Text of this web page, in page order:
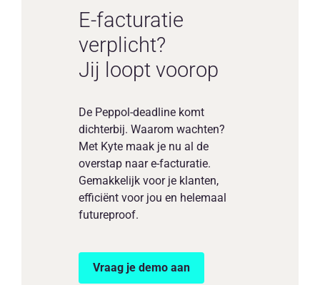
E-facturatie
verplicht?
Jij loopt voorop
De Peppol-deadline komt
dichterbij. Waarom wachten?
Met Kyte maak je nu al de
overstap naar e-facturatie.
Gemakkelijk voor je klanten,
efficiënt voor jou en helemaal
futureproof.
Vraag je demo aan